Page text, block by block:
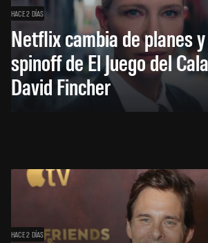
HACE 2 DÍAS
Netflix cambia de planes
spinoff de El Juego del
David Fincher
HACE 2 DÍAS